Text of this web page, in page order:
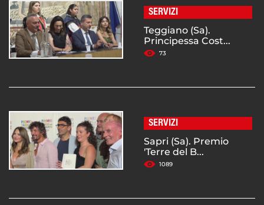
SERVIZI
Teggiano (Sa).
Principessa Cost...
73
SERVIZI
Sapri (Sa). Premio
'Terre del B...
1089